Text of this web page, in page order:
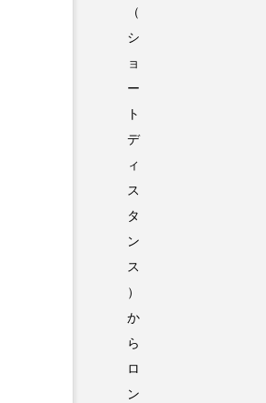
（
シ
ョ
ー
ト
デ
ィ
ス
タ
ン
ス
）
か
ら
ロ
ン